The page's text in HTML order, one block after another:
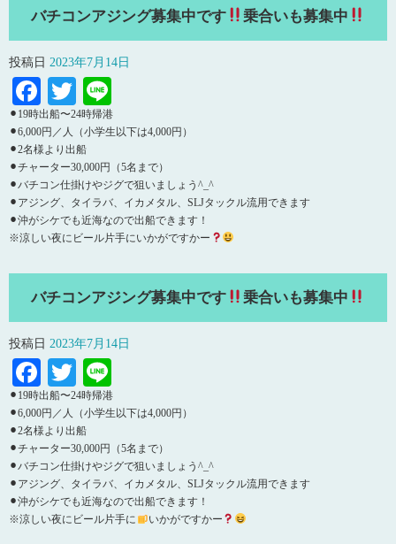
バチコンアジング募集中です 乗合いも募集中
投稿日 2023年7月14日
Facebook
Twitter
⚫︎19時出船〜24時帰港
⚫︎6,000円／人（小学生以下は4,000円）
⚫︎2名様より出船
⚫︎チャーター30,000円（5名まで）
⚫︎バチコン仕掛けやジグで狙いましょう^_^
⚫︎アジング、タイラバ、イカメタル、SLJタックル流用できます
⚫︎沖がシケでも近海なので出船できます！
※涼しい夜にビール片手にいかがですかー
バチコンアジング募集中です 乗合いも募集中
投稿日 2023年7月14日
Facebook
Twitter
⚫︎19時出船〜24時帰港
⚫︎6,000円／人（小学生以下は4,000円）
⚫︎2名様より出船
⚫︎チャーター30,000円（5名まで）
⚫︎バチコン仕掛けやジグで狙いましょう^_^
⚫︎アジング、タイラバ、イカメタル、SLJタックル流用できます
⚫︎沖がシケでも近海なので出船できます！
※涼しい夜にビール片手に
いかがですかー